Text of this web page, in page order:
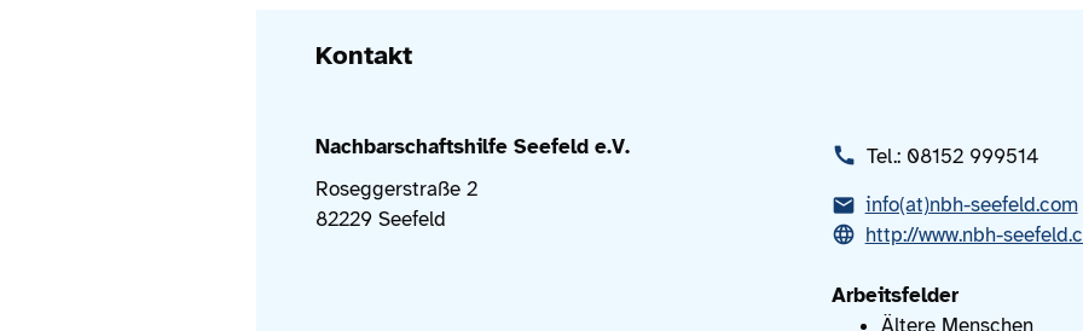
Kontakt
Nachbarschaftshilfe Seefeld e.V.
Roseggerstraße 2
82229 Seefeld
Tel.: 08152 999514
info(at)nbh-seefeld.com
http://www.nbh-
Arbeitsfelder
Ältere Menschen